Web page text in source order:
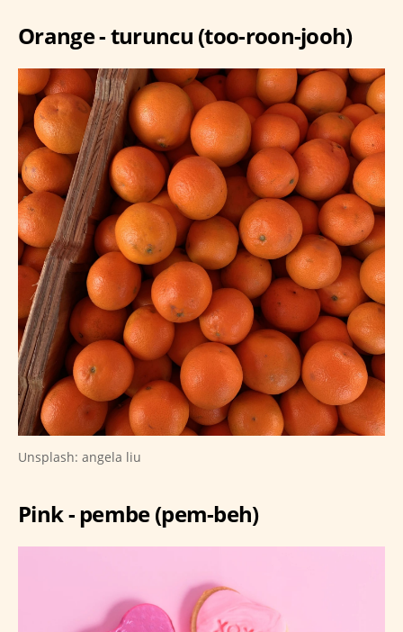
Orange - turuncu (too-roon-jooh)
Unsplash: angela liu
Pink - pembe (pem-beh)